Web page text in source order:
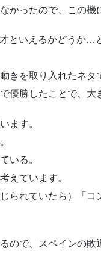
かったので、この機
といえるかどうか…
きを取り入れたネタ
優勝したことで、大
ます。
いる。
えています。
られていたら）「コ
ので、スペインの敗